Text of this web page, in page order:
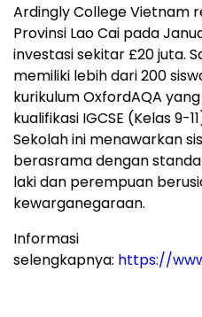
Ardingly College Vietnam
Provinsi Lao Cai pada
investasi sekitar £20 juta.
memiliki lebih dari 200
kurikulum OxfordAQA
kualifikasi IGCSE (Kelas 9-
Sekolah ini menawarkan
berasrama dengan
laki dan perempuan
kewarganegaraan.
Informasi
selengkapnya: https://